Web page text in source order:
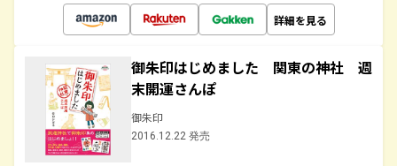
詳細を見る
御朱印はじめました 関東の神社 週
末開運さんぽ
御朱印
2016.12.22 発売